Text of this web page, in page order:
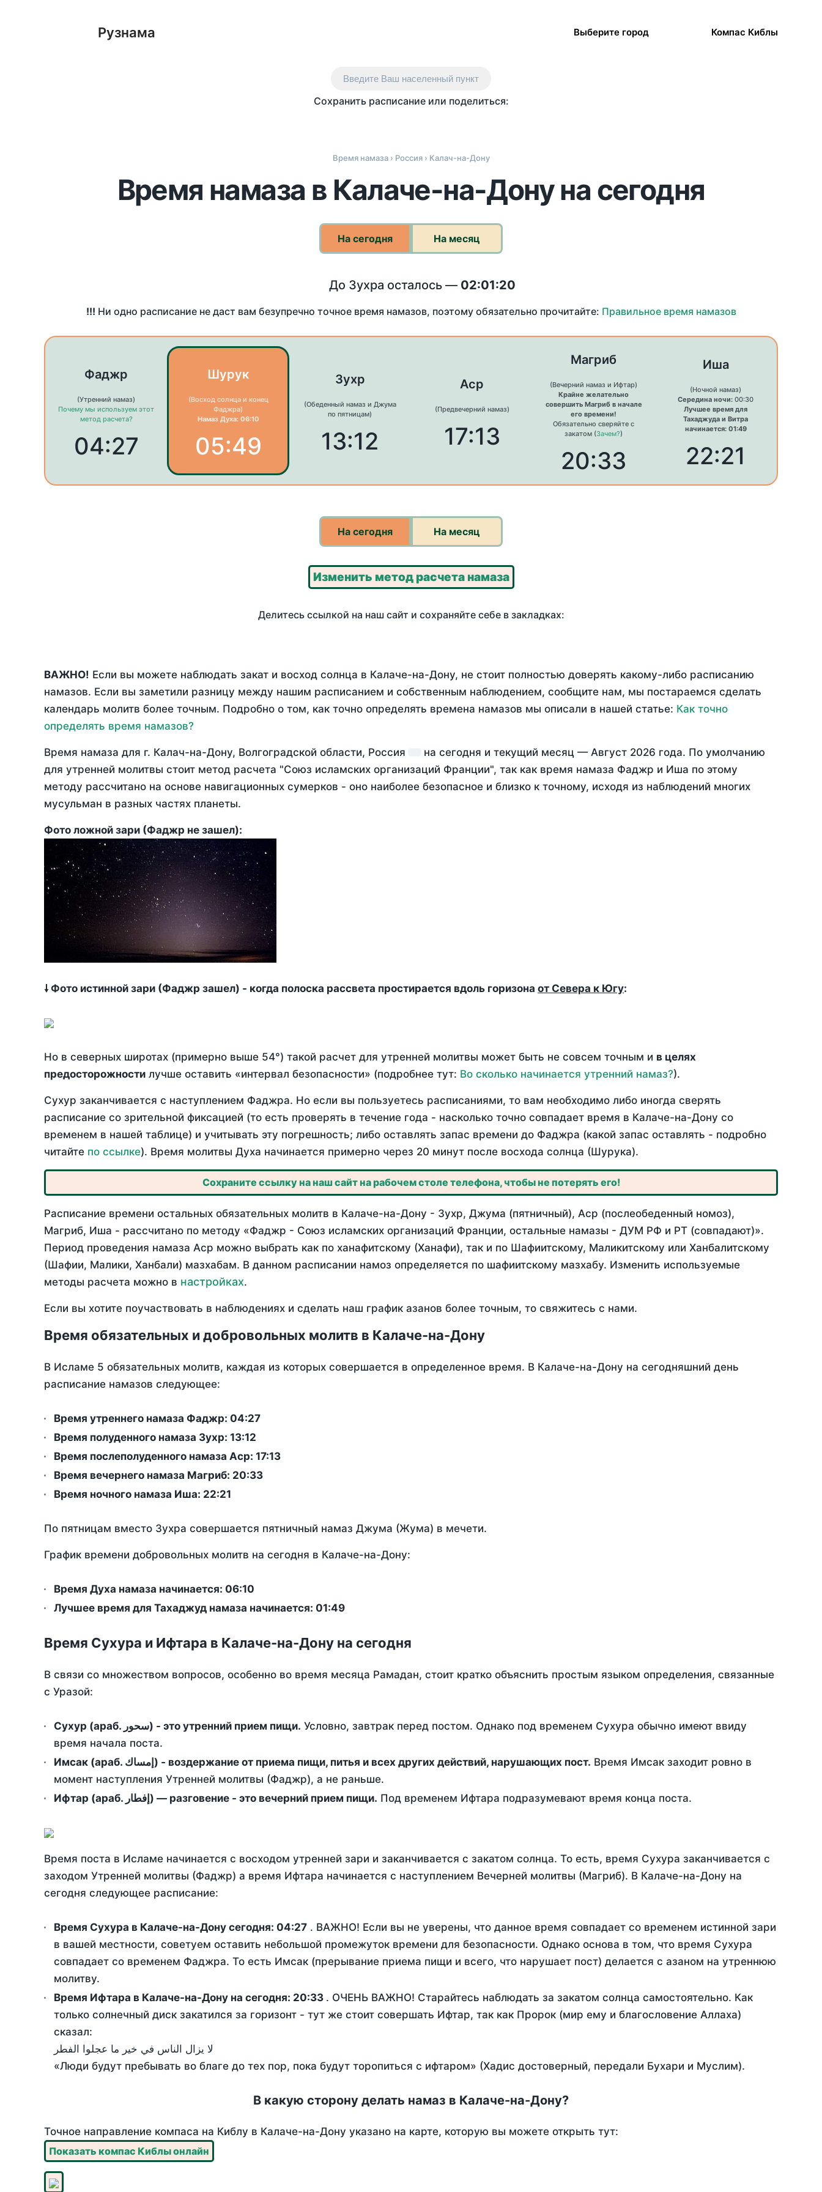
Рузнама Выберите город Компас Киблы
Введите Ваш населенный пункт
Сохранить расписание или поделиться:
Время намаза› Россия› Калач-на-Дону
Время намаза в Калаче-на-Дону на сегодня
На сегодня На месяц
До Зухра осталось — 02:01:20
!!! Ни одно расписание не даст вам безупречно точное время намазов, поэтому обязательно прочитайте: Правильное время намазов
Фаджр
(Утренний намаз)
Почему мы используем этот
метод расчета?
04:27
Шурук
(Восход солнца и конец
Фаджра)
Намаз Духа: 06:10
05:49
Зухр
(Обеденный намаз и Джума
по пятницам)
13:12
Аср
(Предвечерний намаз)
17:13
Магриб
(Вечерний намаз и Ифтар)
Крайне желательно
совершить Магриб в начале
его времени!
Обязательно сверяйте с
закатом (Зачем?)
20:33
Иша
(Ночной намаз)
Середина ночи: 00:30
Лучшее время для
Тахаджуда и Витра
начинается: 01:49
22:21
На сегодня На месяц
Изменить метод расчета намаза
Делитесь ссылкой на наш сайт и сохраняйте себе в закладках:
ВАЖНО! Если вы можете наблюдать закат и восход солнца в Калаче-на-Дону, не стоит полностью доверять какому-либо расписанию
намазов. Если вы заметили разницу между нашим расписанием и собственным наблюдением, сообщите нам, мы постараемся сделать
календарь молитв более точным. Подробно о том, как точно определять времена намазов мы описали в нашей статье: Как точно
определять время намазов?
Время намаза для г. Калач-на-Дону, Волгоградской области, Россия на сегодня и текущий месяц — Август 2026 года. По умолчанию
для утренней молитвы стоит метод расчета "Союз исламских организаций Франции", так как время намаза Фаджр и Иша по этому
методу рассчитано на основе навигационных сумерков - оно наиболее безопасное и близко к точному, исходя из наблюдений многих
мусульман в разных частях планеты.
Фото ложной зари (Фаджр не зашел):
🠗 Фото истинной зари (Фаджр зашел) - когда полоска рассвета простирается вдоль горизона от Севера к Югу:
Но в северных широтах (примерно выше 54°) такой расчет для утренней молитвы может быть не совсем точным и в целях
предосторожности лучше оставить «интервал безопасности» (подробнее тут: Во сколько начинается утренний намаз?).
Сухур заканчивается с наступлением Фаджра. Но если вы пользуетесь расписаниями, то вам необходимо либо иногда сверять
расписание со зрительной фиксацией (то есть проверять в течение года - насколько точно совпадает время в Калаче-на-Дону со
временем в нашей таблице) и учитывать эту погрешность; либо оставлять запас времени до Фаджра (какой запас оставлять - подробно
читайте по ссылке). Время молитвы Духа начинается примерно через 20 минут после восхода солнца (Шурука).
Сохраните ссылку на наш сайт на рабочем столе телефона, чтобы не потерять его!
Расписание времени остальных обязательных молитв в Калаче-на-Дону - Зухр, Джума (пятничный), Аср (послеобеденный номоз),
Магриб, Иша - рассчитано по методу «Фаджр - Союз исламских организаций Франции, остальные намазы - ДУМ РФ и РТ (совпадают)».
Период проведения намаза Аср можно выбрать как по ханафитскому (Ханафи), так и по Шафиитскому, Маликитскому или Ханбалитскому
(Шафии, Малики, Ханбали) мазхабам. В данном расписании намоз определяется по шафиитскому мазхабу. Изменить используемые
методы расчета можно в настройках.
Если вы хотите поучаствовать в наблюдениях и сделать наш график азанов более точным, то свяжитесь с нами.
Время обязательных и добровольных молитв в Калаче-на-Дону
В Исламе 5 обязательных молитв, каждая из которых совершается в определенное время. В Калаче-на-Дону на сегодняшний день
расписание намазов следующее:
Время утреннего намаза Фаджр: 04:27
Время полуденного намаза Зухр: 13:12
Время послеполуденного намаза Аср: 17:13
Время вечернего намаза Магриб: 20:33
Время ночного намаза Иша: 22:21
По пятницам вместо Зухра совершается пятничный намаз Джума (Жума) в мечети.
График времени добровольных молитв на сегодня в Калаче-на-Дону:
Время Духа намаза начинается: 06:10
Лучшее время для Тахаджуд намаза начинается: 01:49
Время Сухура и Ифтара в Калаче-на-Дону на сегодня
В связи со множеством вопросов, особенно во время месяца Рамадан, стоит кратко объяснить простым языком определения, связанные
с Уразой:
Сухур (араб. سحور) - это утренний прием пищи. Условно, завтрак перед постом. Однако под временем Сухура обычно имеют ввиду
время начала поста.
Имсак (араб. إمساك) - воздержание от приема пищи, питья и всех других действий, нарушающих пост. Время Имсак заходит ровно в
момент наступления Утренней молитвы (Фаджр), а не раньше.
Ифтар (араб. إفطار) — разговение - это вечерний прием пищи. Под временем Ифтара подразумевают время конца поста.
Время поста в Исламе начинается с восходом утренней зари и заканчивается с закатом солнца. То есть, время Сухура заканчивается с
заходом Утренней молитвы (Фаджр) а время Ифтара начинается с наступлением Вечерней молитвы (Магриб). В Калаче-на-Дону на
сегодня следующее расписание:
Время Сухура в Калаче-на-Дону сегодня: 04:27 . ВАЖНО! Если вы не уверены, что данное время совпадает со временем истинной зари
в вашей местности, советуем оставить небольшой промежуток времени для безопасности. Однако основа в том, что время Сухура
совпадает со временем Фаджра. То есть Имсак (прерывание приема пищи и всего, что нарушает пост) делается с азаном на утреннюю
молитву.
Время Ифтара в Калаче-на-Дону на сегодня: 20:33 . ОЧЕНЬ ВАЖНО! Старайтесь наблюдать за закатом солнца самостоятельно. Как
только солнечный диск закатился за горизонт - тут же стоит совершать Ифтар, так как Пророк (мир ему и благословение Аллаха)
сказал:
لا يزال الناس في خير ما عجلوا الفطر
«Люди будут пребывать во благе до тех пор, пока будут торопиться с ифтаром» (Хадис достоверный, передали Бухари и Муслим).
В какую сторону делать намаз в Калаче-на-Дону?
Точное направление компаса на Киблу в Калаче-на-Дону указано на карте, которую вы можете открыть тут:
Показать компас Киблы онлайн